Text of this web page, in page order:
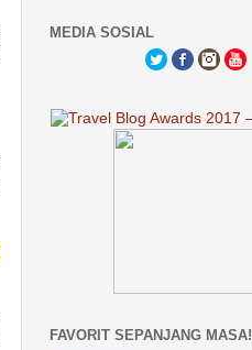
MEDIA SOSIAL
FAVORIT SEPANJANG MASA!